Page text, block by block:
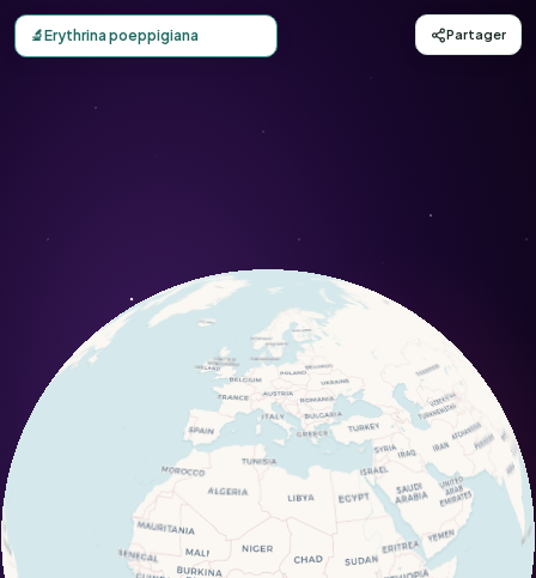
Carte d'observation du Erythrina poeppigiana (Erythrina
🔬Erythrina poeppigiana Partager